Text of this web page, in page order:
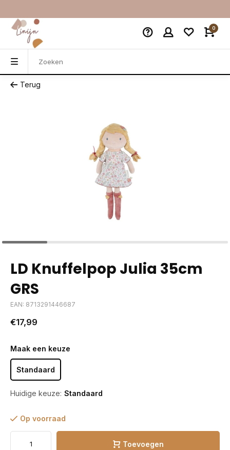
0
Terug
LD Knuffelpop Julia 35cm
GRS
EAN: 8713291446687
€17,99
Maak een keuze
Standaard
Huidige keuze: Standaard
Op voorraad
Toevoegen